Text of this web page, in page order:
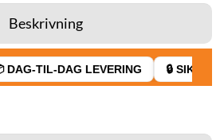
Beskrivning
TIL-DAG LEVERING 🔒 SIKKER